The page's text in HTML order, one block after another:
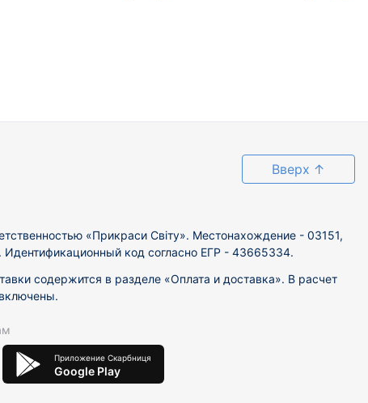
Вверх ↑
«Прикраси Світу». Местонахождение - 03151,
Идентификационный код согласно ЕГР - 43665334.
содержится в разделе «Оплата и доставка». В расчет
Приложение Скарбниця
Google Play